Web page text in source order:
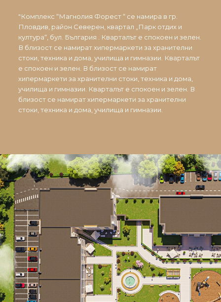
"Комплекс “Магнолия Форест “ се намира в гр.
Пловдив, район Северен, квартал „Парк отдих и
култура“, бул. България . Кварталът е спокоен и зелен.
В близост се намират хипермаркети за хранителни
стоки, техника и дома, училища и гимназии. Кварталът
е спокоен и зелен. В близост се намират
хипермаркети за хранителни стоки, техника и дома,
училища и гимназии. Кварталът е спокоен и зелен. В
близост се намират хипермаркети за хранителни
стоки, техника и дома, училища и гимназии.